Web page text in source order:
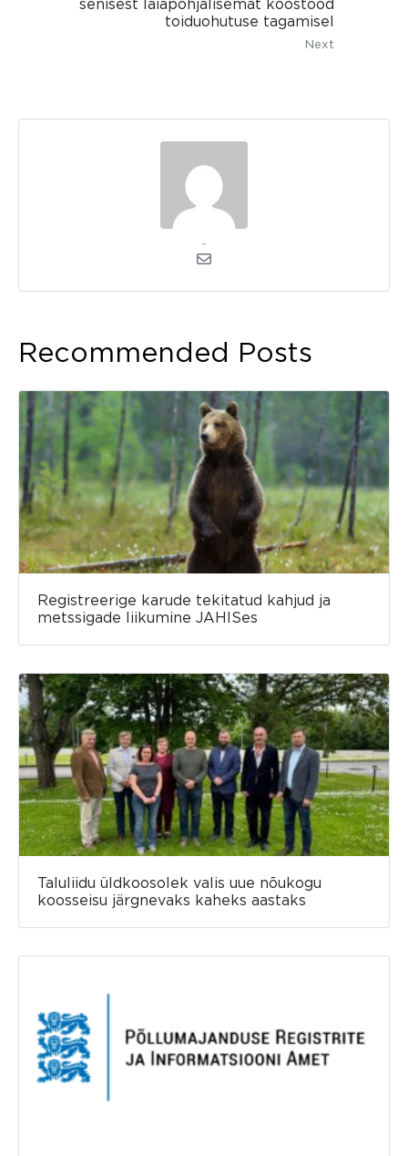
senisest laiapõhjalisemat koostööd
toiduohutuse tagamisel
Next
Recommended Posts
Registreerige karude tekitatud kahjud ja
metssigade liikumine JAHISes
Taluliidu üldkoosolek valis uue nõukogu
koosseisu järgnevaks kaheks aastaks